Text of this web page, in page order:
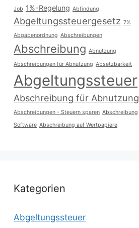
Job 1%-Regelung Abfindung
Abgeltungssteuergesetz 7%
Abgabenordnung Abschreibungen
Abschreibung Abnutzung
Abschreibungen für Abnutzung Absetzbarkeit
Abgeltungssteuer
Abschreibung für Abnutzung
Abschreibungen - Steuern sparen Abschreibung
Software Abschreibung auf Wertpapiere
Kategorien
Abgeltungssteuer